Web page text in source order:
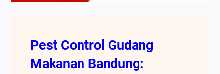
Pest Control Gudang
Makanan Bandung: